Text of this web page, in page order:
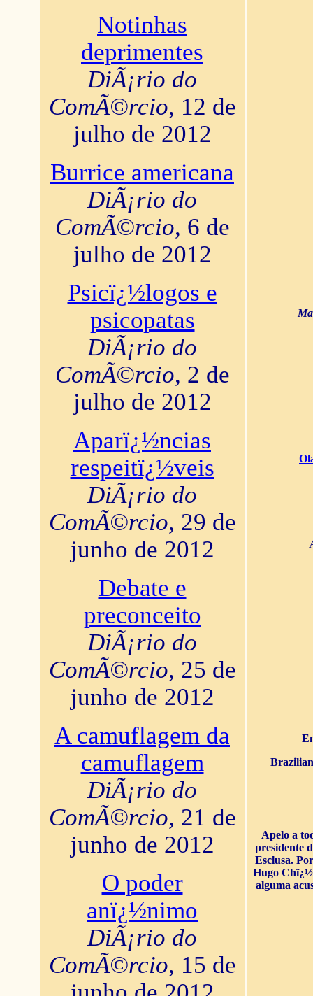
Notinhas
deprimentes
DiÃ¡rio do
ComÃ©rcio, 12 de
julho de 2012
Burrice americana
DiÃ¡rio do
ComÃ©rcio, 6 de
julho de 2012
Psicï¿½logos e
psicopatas
DiÃ¡rio do
ComÃ©rcio, 2 de
julho de 2012
Aparï¿½ncias
respeitï¿½veis
DiÃ¡rio do
ComÃ©rcio, 29 de
junho de 2012
Debate e
preconceito
DiÃ¡rio do
ComÃ©rcio, 25 de
junho de 2012
A camuflagem da
camuflagem
DiÃ¡rio do
ComÃ©rcio, 21 de
junho de 2012
O poder
anï¿½nimo
DiÃ¡rio do
ComÃ©rcio, 15 de
Apelo a
presidente
Esclusa.
Hugo
alguma